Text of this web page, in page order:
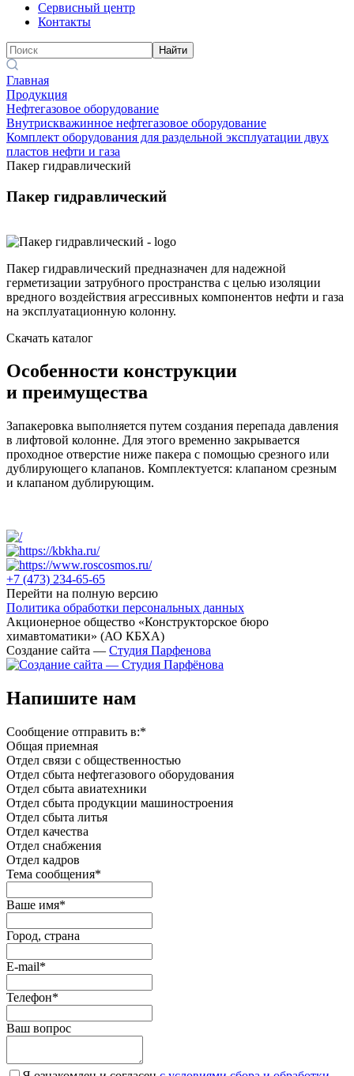
Сервисный центр
Контакты
Найти
Главная
Продукция
Нефтегазовое оборудование
Внутрискважинное нефтегазовое оборудование
Комплект оборудования для раздельной эксплуатации двух
пластов нефти и газа
Пакер гидравлический
Пакер гидравлический
Пакер гидравлический предназначен для надежной
герметизации затрубного пространства с целью изоляции
вредного воздействия агрессивных компонентов нефти и газа
на эксплуатационную колонну.
Скачать каталог
Особенности конструкции
и преимущества
Запакеровка выполняется путем создания перепада давления
в лифтовой колонне. Для этого временно закрывается
проходное отверстие ниже пакера с помощью срезного или
дублирующего клапанов. Комплектуется: клапаном срезным
и клапаном дублирующим.
+7 (473) 234-65-65
Перейти на полную версию
Политика обработки персональных данных
Акционерное общество «Конструкторское бюро
химавтоматики» (АО КБХА)
Создание сайта — Студия Парфенова
Напишите нам
Сообщение отправить в:*
Общая приемная
Отдел связи с общественностью
Oтдел сбыта нефтегазового оборудования
Отдел сбыта авиатехники
Отдел сбыта продукции машиностроения
Отдел сбыта литья
Отдел качества
Oтдел снабжения
Отдел кадров
Тема сообщения*
Ваше имя*
Город, страна
E-mail*
Телефон*
Ваш вопрос